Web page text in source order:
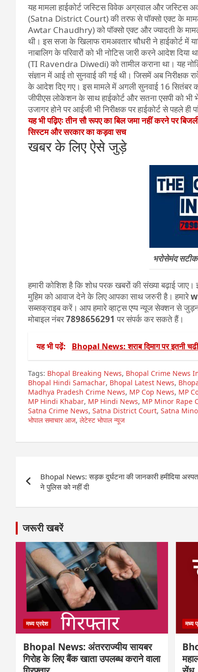
यह मामला हाईकोर्ट जस्टिस विवेक अग्रवाल और जस्टिस
(Satna District Court) की तरफ से पॉक्सो एक्ट के
Awtar Chaudhry) को पॉक्सो एक्ट और ज्यादती के
थी। इस सजा के खिलाफ रामअवतार चौधरी ने हाईकोर्ट
नाबालिग के परिवारों को भी नोटिस जारी करने आदेश दिया
(TI Ravendra Diwedi) को तामील कराना था। यह
संज्ञान में आई तो सुनवाई की गई थी। जिसमें अब निरीक्षक
के आदेश दिए गए। इस मामले में अगली सुनवाई 16 सितंबर
जीपीएस लोकेशन के साथ हाईकोर्ट और सतना एसपी को भी
उजागर होने पर आईजी भी निरीक्षक पर हाईकोर्ट से पहले
यह भी पढ़िएः तीन सौ रूपए का बिल जमा नहीं करने पर
सिस्टम और सरकार का कड़वा सच
खबर के लिए ऐसे जुड़े
भरोसेमंद
हमारी कोशिश है कि शोध परक खबरों की संख्या बढ़ाई
मुहिम को आवाज देने के लिए आपका साथ जरुरी है। हमारे
सब्सक्राइब करें। आप हमारे व्हाट्स एप्प न्यूज सेक्शन से
मोबाइल नंबर7898656291 पर संपर्क कर सकते हैं।
यह भी पढ़ें: Bhopal News: शराब दिमाग पर इतनी
Tags: Bhopal Breaking News, Bhopal Crime News
Bhopal Hindi Samachar, Bhopal Latest News,
Madhya Pradesh Crime News, MP Cop News, MP
MP Hindi Khabar, MP Hindi News, MP Minor Rape
Satna Crime News, Satna District Court, Satna
भोपाल समाचार आज, लेटेस्ट भोपाल न्यूज
navigation
Bhopal News: सड़क दुर्घटना की जानकारी हमीदिया
ने पुलिस को नहीं दी
जरूरी खबरें
मध्य प्रदेश
Bhopal News: अंतरराज्यीय सायबर
गिरोह के लिए बैंक खाता उपलब्ध कराने वाला
मध्य